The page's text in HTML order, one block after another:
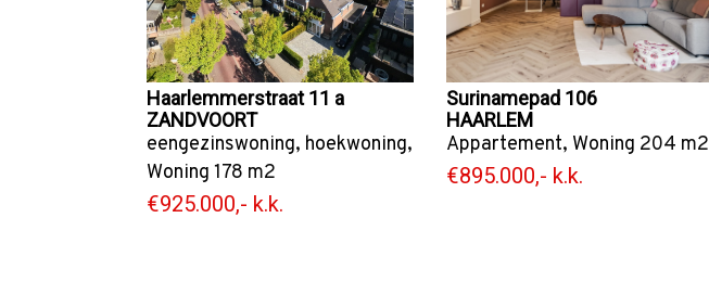
Haarlemmerstraat 11 a
ZANDVOORT
eengezinswoning, hoekwoning,
Woning 178 m2
€925.000,- k.k.
Surinamepad 106
HAARLEM
Appartement, Woning 204 m2
€895.000,- k.k.